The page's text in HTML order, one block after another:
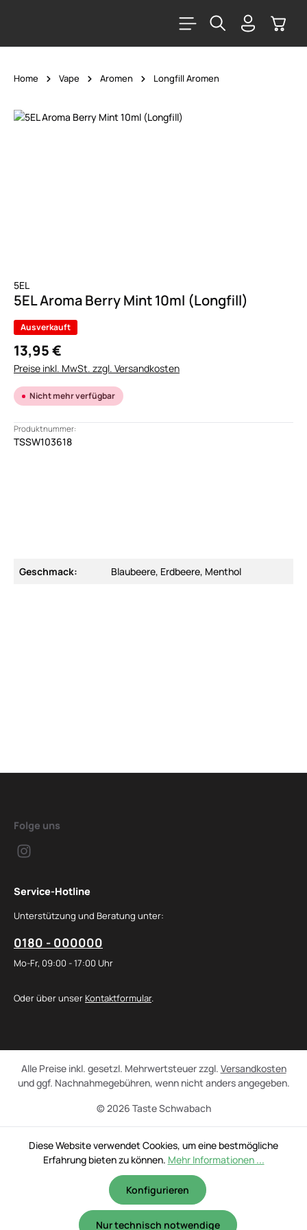
Home Vape Aromen Longfill Aromen
Bildergalerie überspringen
5EL
5EL Aroma Berry Mint 10ml (Longfill)
Ausverkauft
13,95 €
Preise inkl. MwSt. zzgl. Versandkosten
Nicht mehr verfügbar
Produktnummer:
TSSW103618
Geschmack: Blaubeere, Erdbeere, Menthol
Folge uns
Service-Hotline
Unterstützung und Beratung unter:
0180 - 000000
Mo-Fr, 09:00 - 17:00 Uhr
Oder über unser Kontaktformular.
© 2026 Taste Schwabach
Alle Preise inkl. gesetzl. Mehrwertsteuer zzgl. Versandkosten
und ggf. Nachnahmegebühren, wenn nicht anders angegeben.
Diese Website verwendet Cookies, um eine bestmögliche
Erfahrung bieten zu können. Mehr Informationen ...
Nur technisch notwendige
Konfigurieren